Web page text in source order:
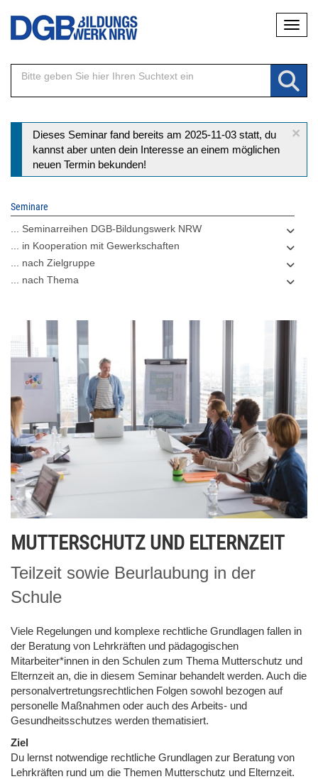
Direkt
Inhalt
×
Statusmeldung
Dieses Seminar fand bereits am 2025-11-03 statt, du
kannst aber unten dein Interesse an einem möglichen
neuen Termin bekunden!
Seminare
... Seminarreihen DGB-Bildungswerk NRW
... in Kooperation mit Gewerkschaften
... nach Zielgruppe
... nach Thema
MUTTERSCHUTZ UND ELTERNZEIT
Teilzeit sowie Beurlaubung in der
Schule
Viele Regelungen und komplexe rechtliche Grundlagen fallen in
der Beratung von Lehrkräften und pädagogischen
Mitarbeiter*innen in den Schulen zum Thema Mutterschutz und
Elternzeit an, die in diesem Seminar behandelt werden. Auch die
personalvertretungsrechtlichen Folgen sowohl bezogen auf
personelle Maßnahmen oder auch des Arbeits- und
Gesundheitsschutzes werden thematisiert.
Ziel
Du lernst notwendige rechtliche Grundlagen zur Beratung von
Lehrkräften rund um die Themen Mutterschutz und Elternzeit.